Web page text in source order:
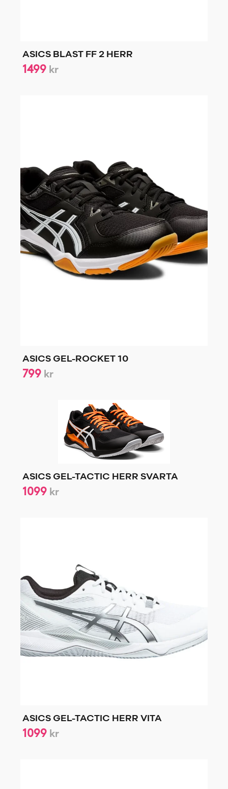
ASICS BLAST FF 2 HERR
1499 kr
ASICS GEL-ROCKET 10
799 kr
ASICS GEL-TACTIC HERR SVARTA
1099 kr
ASICS GEL-TACTIC HERR VITA
1099 kr